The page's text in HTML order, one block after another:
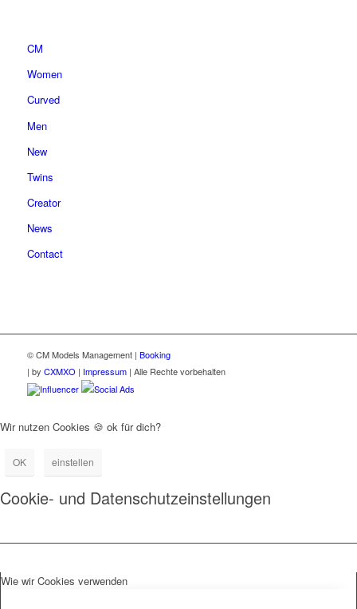
CM
Women
Curved
Men
New
Twins
Creator
News
Contact
© CM Models Management | Booking
| by CXMXO | Impressum| Alle Rechte vorbehalten
Influencer
Social Ads
Wir nutzen Cookies 🍪 ok für dich?
OK einstellen
Cookie- und Datenschutzeinstellungen
Wie wir Cookies verwenden